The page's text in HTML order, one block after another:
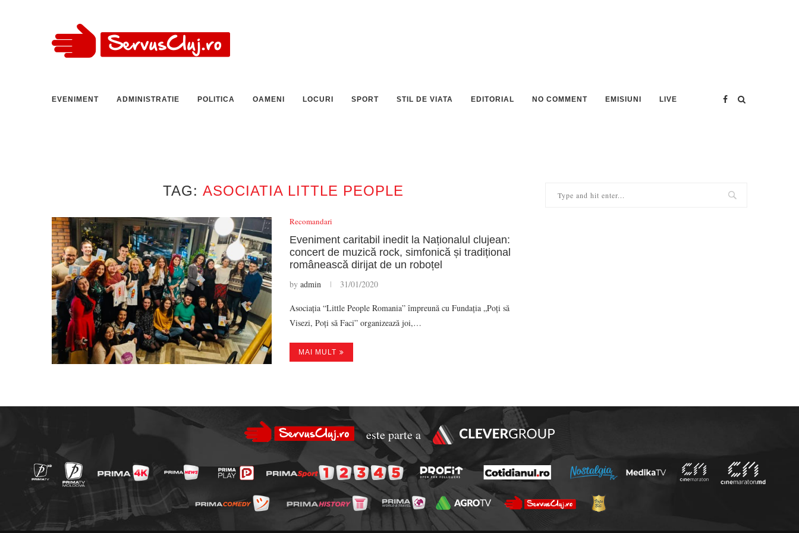
EVENIMENT ADMINISTRATIE POLITICA OAMENI LOCURI SPORT STIL DE VIATA EDITORIAL NO COMMENT EMISIUNI LIVE
TAG:ASOCIATIA LITTLE PEOPLE
Recomandari
Eveniment caritabil inedit la Naționalul clujean:
concert de muzică rock, simfonică și tradițional
românească dirijat de un roboțel
by admin 31/01/2020
Asociația “Little People Romania” împreună cu Fundația „Poți să
Visezi, Poți să Faci” organizează joi,…
MAI MULT
este parte a